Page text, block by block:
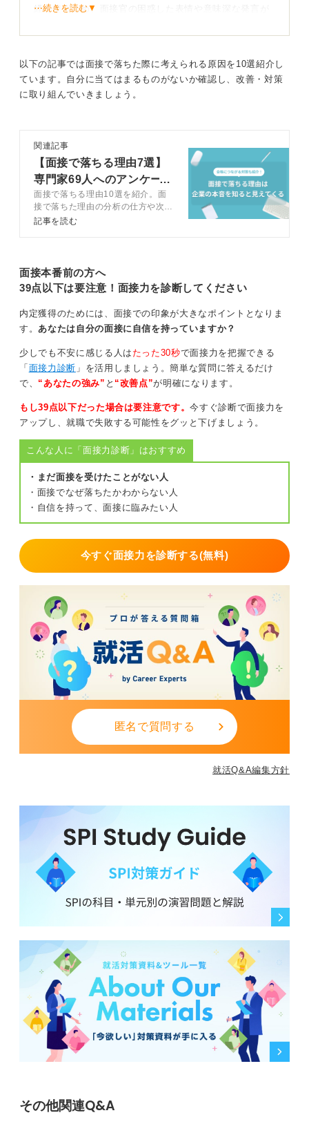
経を使うため、面接官の困惑した表情や意味深な発言が
ん。
脈ありの場合、選考が激戦で結果の連絡に時間がかかる
ことがあります。一方で脈なしの場合は、就活生の不安
を和らげるために、不採用の理由を暗に伝えようとして
言葉に振り回されず前向きに面接を続けよう
重要なのは、その言葉に振り回されすぎないことです。
準備して臨んだことに変わりはありません。希望を持ち
つつ、次のステップにも備えておくことで、気持ちも前
向きになれるでしょう。
たとえば、「応募者がたくさんいるなかで私には〇〇の
す」といった一言を添えると、印象がさらに良くなると
いえます。
0
⋯続きを読む▼
以下の記事では面接で落ちた際に考えられる原因を10選紹介し
ています。自分に当てはまるものがないか確認し、改善・対策
に取り組んでいきましょう。
関連記事
【面接で落ちる理由7選】
専門家69人へのアンケート
結果をもとに解説
面接で落ちる理由10選を紹介。面
接で落ちた理由の分析の仕方や次の
面接に向けての対策のコツをキャリ
た人もこれから面接に臨む人も必読
です。
記事を読む
面接本番前の方へ
39点以下は要注意！面接力を診断してください
内定獲得のためには、面接での印象が大きなポイントとなりま
す。あなたは自分の面接に自信を持っていますか？
少しでも不安に感じる人は たった30秒で面接力を把握できる
「 面接力診断 」を活用しましょう。簡単な質問に答えるだけ
で、 “あなたの強み” と “改善点”が明確になります。
もし39点以下だった場合は要注意です。今すぐ診断で面接力を
アップし、就職で失敗する可能性をグッと下げましょう。
こんな人に「面接力診断」はおすすめ
・まだ面接を受けたことがない人
・面接でなぜ落ちたかわからない人
・自信を持って、面接に臨みたい人
今すぐ面接力を診断する(無料)
匿名で質問する
就活Q&A編集方針
その他関連Q&A